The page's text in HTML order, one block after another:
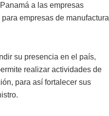
a las empresas
empresas de manufactura
su presencia en el país,
realizar actividades de
para así fortalecer sus